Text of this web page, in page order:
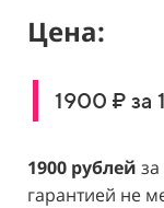
Цена:
1900 ₽ за
1900 рублей
гарантией не